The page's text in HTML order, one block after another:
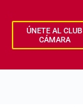
ÚNETE AL CLUB
CÁMARA